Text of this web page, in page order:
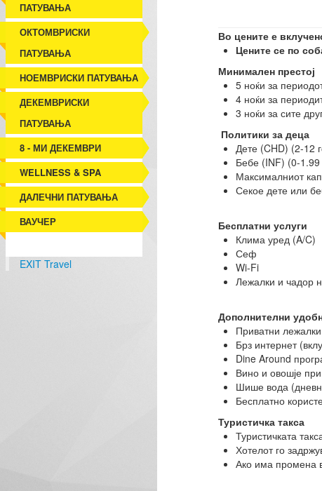
ПАТУВАЊА
ОКТОМВРИСКИ
ПАТУВАЊА
НОЕМВРИСКИ ПАТУВАЊА
ДЕКЕМВРИСКИ
ПАТУВАЊА
8 - МИ ДЕКЕМВРИ
WELLNESS & SPA
ДАЛЕЧНИ ПАТУВАЊА
ВАУЧЕР
EXIT Travel
Во цените е
Цените се по
Минимален престој
5 ноќи за
4 ноќи за
3 ноќи за сите
Политики за деца
Дете (CHD) (2-12
Бебе (INF) (0-1.99
Максималниот
Секое дете или
Бесплатни услуги
Клима уред (A/C)
Сеф
Wi-Fi
Лежалки и чадор
Дополнителни
Приватни
Брз интернет
Dine Around
Вино и овошје
Шише вода
Бесплатно
Туристичка такса
Туристичката
Хотелот го
Ако има промена